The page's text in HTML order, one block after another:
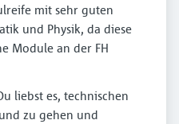
mit sehr guten
und Physik, da diese
Module an der FH
liebst es, technischen
zu gehen und